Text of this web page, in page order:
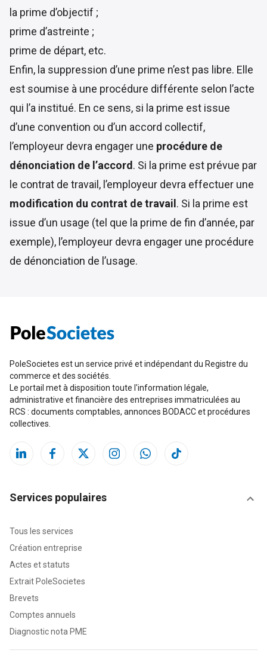
la prime d’objectif ;
prime d’astreinte ;
prime de départ, etc.
Enfin, la suppression d’une prime n’est pas libre. Elle
est soumise à une procédure différente selon l’acte
qui l’a institué. En ce sens, si la prime est issue
d’une convention ou d’un accord collectif,
l’employeur devra engager une procédure de
dénonciation de l’accord . Si la prime est prévue par
le contrat de travail, l’employeur devra effectuer une
modification du contrat de travail . Si la prime est
issue d’un usage (tel que la prime de fin d’année, par
exemple), l’employeur devra engager une procédure
de dénonciation de l’usage.
PoleSocietes est un service privé et indépendant du Registre du
commerce et des sociétés.
Le portail met à disposition toute l'information légale,
administrative et financière des entreprises immatriculées au
RCS : documents comptables, annonces BODACC et procédures
collectives.
Services populaires
Tous les services
Création entreprise
Actes et statuts
Extrait PoleSocietes
Brevets
Comptes annuels
Diagnostic nota PME